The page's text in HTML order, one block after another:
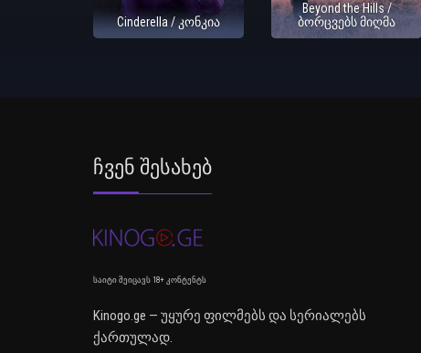
Cinderella / კონკია
Beyond the Hills /
ბორცვებს მიღმა
Ჩვენ Შესახებ
საიტი შეიცავს 18+ კონტენტს
Kinogo.ge — უყურე ფილმებს და სერიალებს
ქართულად.